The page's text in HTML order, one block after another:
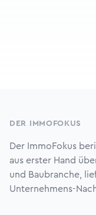
DER IMMOFOKUS
Der ImmoFokus
aus erster Hand
und Baubranche,
Unternehmens-